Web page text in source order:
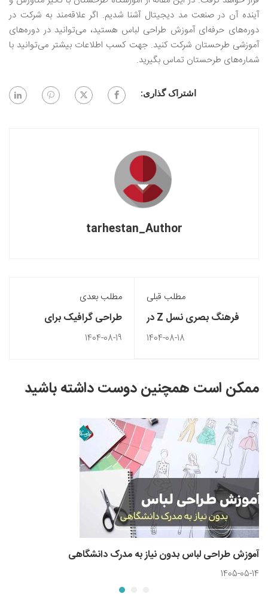
آینده آن در صنعت مد دیجیتال آشنا شدیم. اگر علاقه‌مند به شرکت در
دوره‌های حرفه‌ای آموزش طراحی لباس هستید، می‌توانید در دوره‌های
آموزشی طرحستان شرکت کنید. جهت کسب اطلاعات بیشتر می‌توانید با
شماره‌های طرحستان تماس بگیرید.
اشتراک گذاری:
tarhestan_Author
مطلب قبلی
فرهنگ بصری نسل Z در
طراحی گرافیک
1404-08-18
مطلب بعدی
طراحی گرافیک برای
شبکه‌های اجتماعی: اصول،
1404-08-19
ممکن است همچنین دوست داشته باشید
آموزش طراحی لباس بدون نیاز به مدرک دانشگاهی
1405-05-14